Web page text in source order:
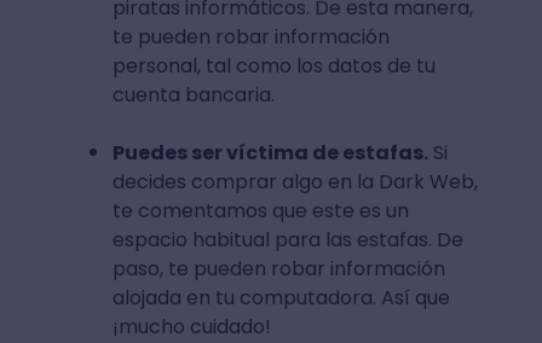
piratas informáticos. De esta manera,
te pueden robar información
personal, tal como los datos de tu
cuenta bancaria.
Puedes ser víctima de estafas.Si
decides comprar algo en la Dark Web,
te comentamos que este es un
espacio habitual para las estafas. De
paso, te pueden robar información
alojada en tu computadora. Así que
¡mucho cuidado!